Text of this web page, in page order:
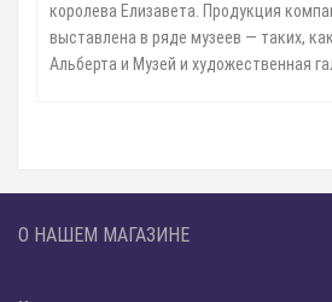
королева Елизавета. Продукция
выставлена в ряде музеев — таких,
Альберта и Музей и художественная
О НАШЕМ МАГАЗИНЕ